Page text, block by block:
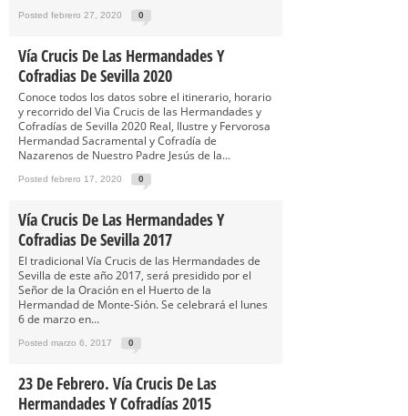
Posted febrero 27, 2020 0
Vía Crucis De Las Hermandades Y
Cofradias De Sevilla 2020
Conoce todos los datos sobre el itinerario, horario
y recorrido del Via Crucis de las Hermandades y
Cofradías de Sevilla 2020 Real, Ilustre y Fervorosa
Hermandad Sacramental y Cofradía de
Nazarenos de Nuestro Padre Jesús de la...
Posted febrero 17, 2020 0
Vía Crucis De Las Hermandades Y
Cofradias De Sevilla 2017
El tradicional Vía Crucis de las Hermandades de
Sevilla de este año 2017, será presidido por el
Señor de la Oración en el Huerto de la
Hermandad de Monte-Sión. Se celebrará el lunes
6 de marzo en...
Posted marzo 6, 2017 0
23 De Febrero. Vía Crucis De Las
Hermandades Y Cofradías 2015